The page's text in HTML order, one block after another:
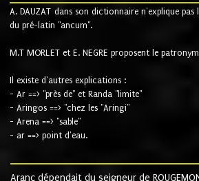
A. DAUZAT dans son dictionnaire n'explique
du pré-latin "ancum".
M.T MORLET et E. NEGRE proposent le
Il existe d'autres explications :
- Ar ==> "près de" et Randa "limite"
- Aringos ==> "chez les "Aringi"
- Arena ==> "sable"
- ar ==> point d'eau.
Aranc dépendait du seigneur de